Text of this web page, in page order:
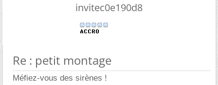
invitec0e190d8
Re : petit montage
Méfiez-vous des sirènes !